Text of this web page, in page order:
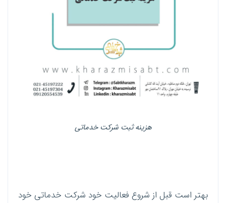
هزینه ثبت شرکت خدماتی
بهتر است قبل از شروع فعالیت خود شرکت خدماتی خود